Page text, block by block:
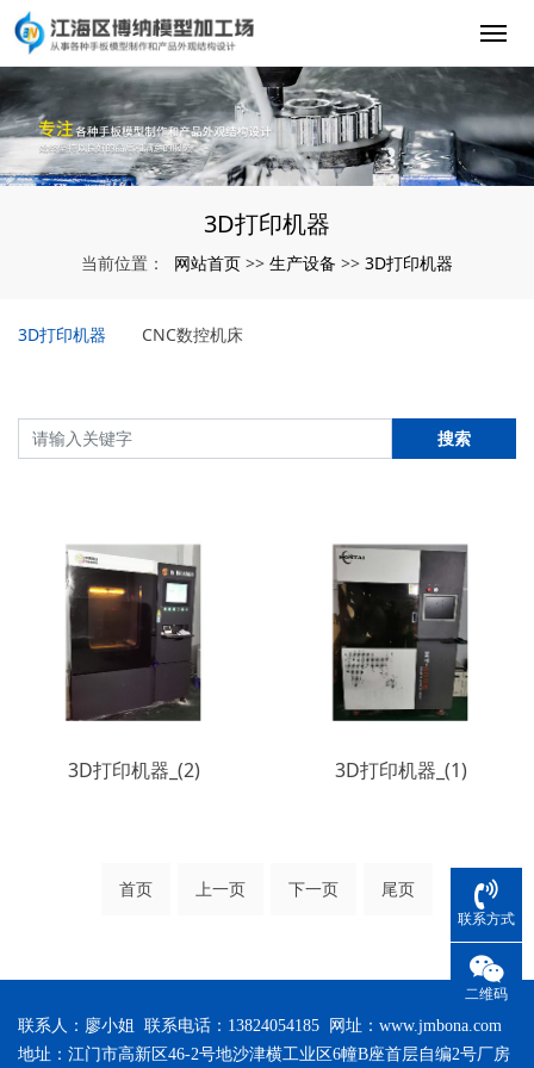
3D打印机器
当前位置： 网站首页 >> 生产设备 >> 3D打印机器
3D打印机器 CNC数控机床
搜索
3D打印机器_(2) 3D打印机器_(1)
首页 上一页 下一页 尾页
联系人：廖小姐 联系电话：13824054185 网址： www.jmbona.com
地址：江门市高新区46-2号地沙津横工业区6幢B座首层自编2号厂房
联系方式
二维码